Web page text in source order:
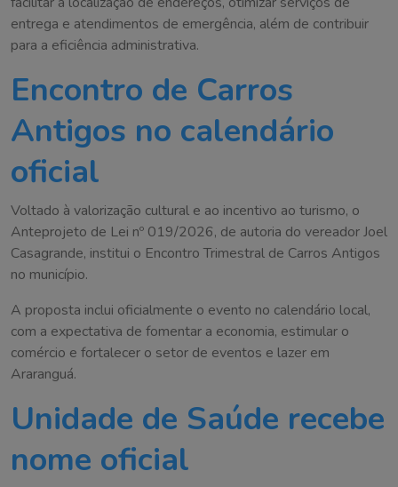
entrega e atendimentos de emergência, além de contribuir
para a eficiência administrativa.
Encontro de Carros
Antigos no calendário
oficial
Voltado à valorização cultural e ao incentivo ao turismo, o
Anteprojeto de Lei nº 019/2026, de autoria do vereador Joel
Casagrande, institui o Encontro Trimestral de Carros Antigos
no município.
A proposta inclui oficialmente o evento no calendário local,
com a expectativa de fomentar a economia, estimular o
comércio e fortalecer o setor de eventos e lazer em
Araranguá.
Unidade de Saúde recebe
nome oficial